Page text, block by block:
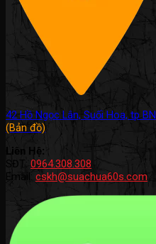
42 Hồ Ngọc Lân, Suối Hoa, tp BN.
(Bản đồ)
Liên Hệ:
SĐT: 0964.308.308
Email: cskh@suachua60s.com